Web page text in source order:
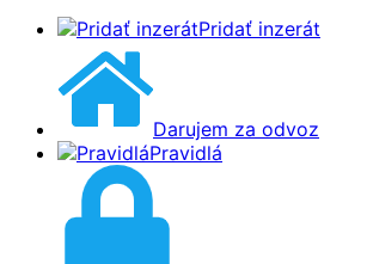
Pridať inzerát
Darujem za odvoz
Pravidlá